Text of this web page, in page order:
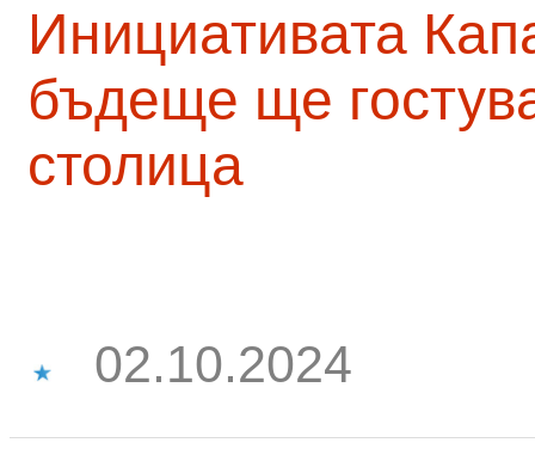
Инициативата
бъдеще ще
столица
02.10.2024